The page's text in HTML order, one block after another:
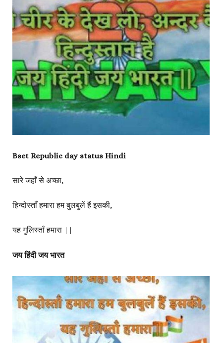
Bset Republic day status Hindi
सारे जहाँ से अच्छा,
हिन्दोस्ताँ हमारा हम बुलबुलें हैं इसकी,
यह गुलिस्ताँ हमारा ||
जय हिंदी जय भारत